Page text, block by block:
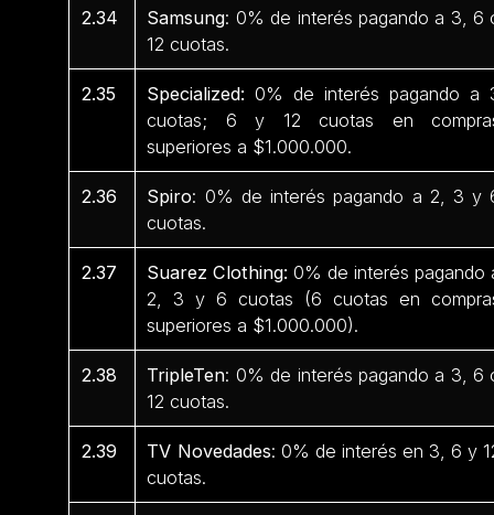
2.34 Samsung: 0% de interés pagando a 3, 6
12 cuotas.
2.35 Specialized: 0% de interés pagando a
cuotas; 6 y 12 cuotas en
superiores a $1.000.000.
2.36 Spiro: 0% de interés pagando a 2, 3 y
cuotas.
2.37 Suarez Clothing: 0% de interés pagando
2, 3 y 6 cuotas (6 cuotas en
superiores a $1.000.000).
2.38 TripleTen: 0% de interés pagando a 3, 6
12 cuotas.
2.39 TV Novedades: 0% de interés en 3, 6 y
cuotas.